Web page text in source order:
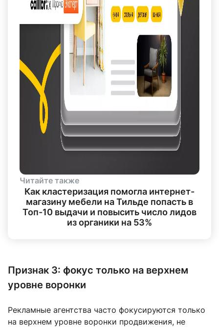
Читайте также
Как кластеризация помогла интернет-
магазину мебели на Тильде попасть в
Топ-10 выдачи и повысить число лидов
из органики на 53%
Признак 3: фокус только на верхнем
уровне воронки
Рекламные агентства часто фокусируются только
на верхнем уровне воронки продвижения, не